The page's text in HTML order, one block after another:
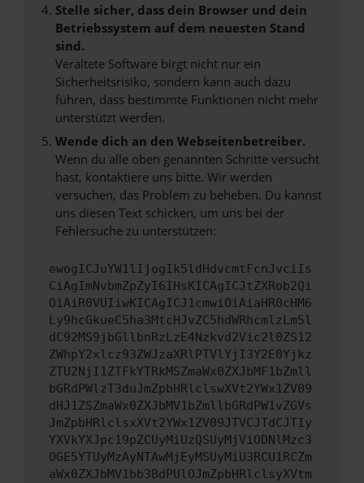
Stelle sicher, dass dein Browser und dein
Betriebssystem auf dem neuesten Stand
sind.
Veraltete Software birgt nicht nur ein
Sicherheitsrisiko, sondern kann auch dazu
führen, dass bestimmte Funktionen nicht mehr
unterstützt werden.
Wende dich an den Webseitenbetreiber.
Wenn du alle oben genannten Schritte versucht
hast, kontaktiere uns bitte. Wir werden
versuchen, das Problem zu beheben. Du kannst
uns diesen Text schicken, um uns bei der
Fehlersuche zu unterstützen:
ewogICJuYW1lIjogIk5ldHdvcmtFcnJvciIs
CiAgImNvbmZpZyI6IHsKICAgICJtZXRob2Qi
OiAiR0VUIiwKICAgICJ1cmwiOiAiaHR0cHM6
Ly9hcGkueC5ha3MtcHJvZC5hdWRhcmlzLm5l
dC92MS9jbGllbnRzLzE4Nzkvd2Vic2l0ZS12
ZWhpY2xlcz93ZWJzaXRlPTVlYjI3Y2E0Yjkz
ZTU2NjI1ZTFkYTRkMSZmaWx0ZXJbMF1bZmll
bGRdPWlzT3duJmZpbHRlclswXVt2YWx1ZV09
dHJ1ZSZmaWx0ZXJbMV1bZmllbGRdPW1vZGVs
JmZpbHRlclsxXVt2YWx1ZV09JTVCJTdCJTIy
YXVkYXJpc19pZCUyMiUzQSUyMjViODNlMzc3
OGE5YTUyMzAyNTAwMjEyMSUyMiU3RCU1RCZm
aWx0ZXJbMV1bb3BdPUlOJmZpbHRlclsyXVtm